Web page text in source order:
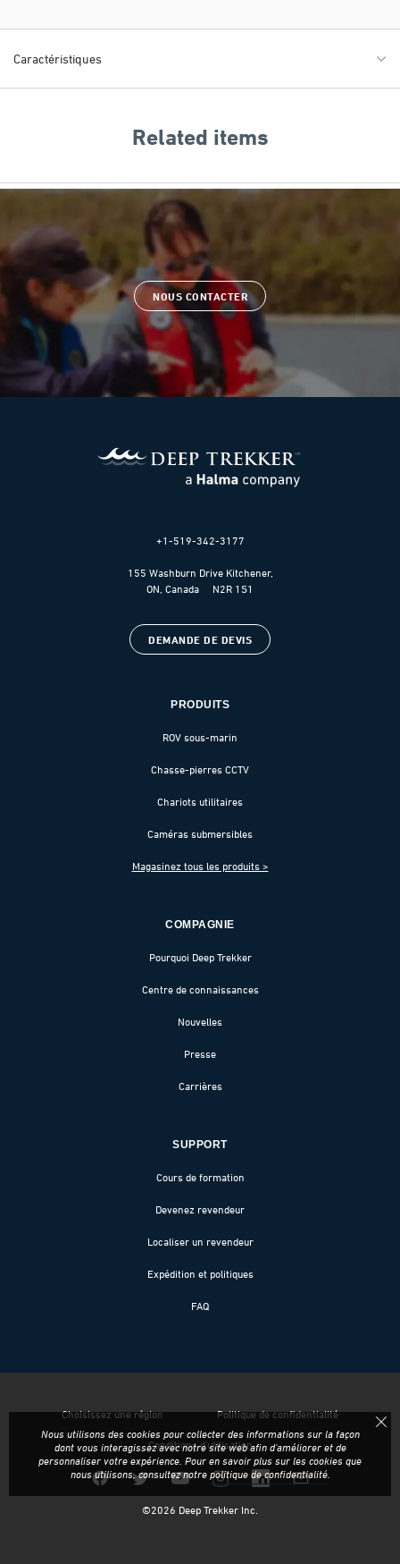
Caractéristiques
Related items
NOUS CONTACTER
+1-519-342-3177
155 Washburn Drive Kitchener,
ON, Canada N2R 1S1
DEMANDE DE DEVIS
PRODUITS
ROV sous-marin
Chasse-pierres CCTV
Chariots utilitaires
Caméras submersibles
Magasinez tous les produits >
COMPAGNIE
Pourquoi Deep Trekker
Centre de connaissances
Nouvelles
Presse
Carrières
SUPPORT
Cours de formation
Devenez revendeur
Localiser un revendeur
Expédition et politiques
FAQ
©2026 Deep Trekker Inc.
Choisissez une région Politique de confidentialité
Conditions d'utilisation
Nous utilisons des cookies pour collecter des informations sur la façon
dont vous interagissez avec notre site web afin d'améliorer et de
personnaliser votre expérience. Pour en savoir plus sur les cookies que
nous utilisons, consultez notre politique de confidentialité.